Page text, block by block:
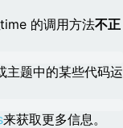
的调用方法不正
主题中的某些代码运
来获取更多信息。